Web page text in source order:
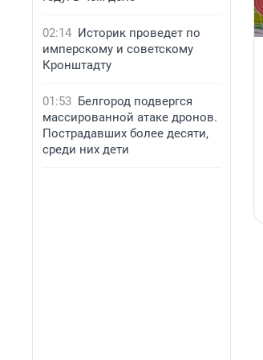
02:14 Историк проведет по
имперскому и советскому
Кронштадту
01:53 Белгород подвергся
массированной атаке дронов.
Пострадавших более десяти,
среди них дети